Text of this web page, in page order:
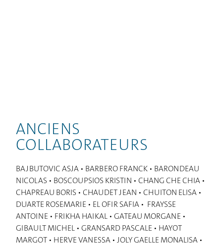
ANCIENS
COLLABORATEURS
BAJBUTOVIC ASJA • BARBERO FRANCK • BARONDEAU
NICOLAS • BOSCOUPSIOS KRISTIN • CHANG CHE CHIA •
CHAPREAU BORIS • CHAUDET JEAN • CHUITON ELISA •
DUARTE ROSEMARIE • EL OFIR SAFIA • FRAYSSE
ANTOINE • FRIKHA HAIKAL • GATEAU MORGANE •
GIBAULT MICHEL • GRANSARD PASCALE • HAYOT
MARGOT • HERVE VANESSA • JOLY GAELLE MONALISA •